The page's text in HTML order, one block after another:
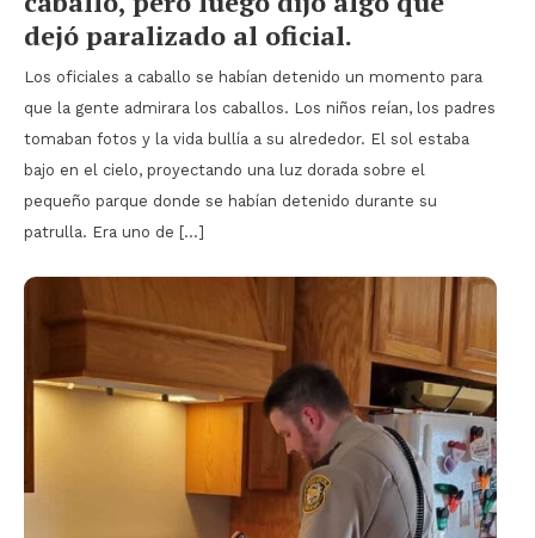
dejó paralizado al oficial.
Los oficiales a caballo se habían detenido un momento para
que la gente admirara los caballos. Los niños reían, los padres
tomaban fotos y la vida bullía a su alrededor. El sol estaba
bajo en el cielo, proyectando una luz dorada sobre el
pequeño parque donde se habían detenido durante su
patrulla. Era uno de […]